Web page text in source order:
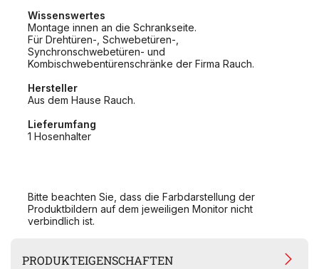
Wissenswertes
Montage innen an die Schrankseite.
Für Drehtüren-, Schwebetüren-,
Synchronschwebetüren- und
Kombischwebentürenschränke der Firma Rauch.
Hersteller
Aus dem Hause Rauch.
Lieferumfang
1 Hosenhalter
Bitte beachten Sie, dass die Farbdarstellung der
Produktbildern auf dem jeweiligen Monitor nicht
verbindlich ist.
PRODUKTEIGENSCHAFTEN